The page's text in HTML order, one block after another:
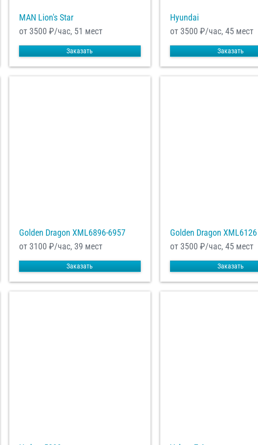
MAN Lion's Star
от 3500 ₽/час, 51 мест
Заказать
Hyundai
от 3500 ₽/час, 45 мест
Заказать
Golden Dragon XML6896-6957
от 3100 ₽/час, 39 мест
Заказать
Golden Dragon XML6126
от 3500 ₽/час, 45 мест
Заказать